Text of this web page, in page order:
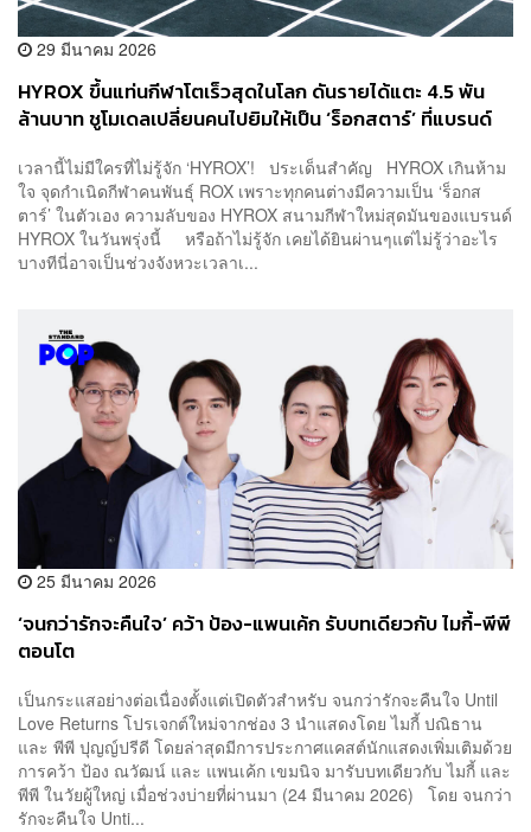
29 มีนาคม 2026
HYROX ขึ้นแท่นกีฬาโตเร็วสุดในโลก ดันรายได้แตะ 4.5 พัน
ล้านบาท ชูโมเดลเปลี่ยนคนไปยิมให้เป็น ‘ร็อกสตาร์’ ที่แบรนด์
เวลานี้ไม่มีใครที่ไม่รู้จัก ‘HYROX’! ประเด็นสำคัญ HYROX เกินห้าม
ใจ จุดกำเนิดกีฬาคนพันธุ์ ROX เพราะทุกคนต่างมีความเป็น ‘ร็อกส
ตาร์’ ในตัวเอง ความลับของ HYROX สนามกีฬาใหม่สุดมันของแบรนด์
HYROX ในวันพรุ่งนี้ หรือถ้าไม่รู้จัก เคยได้ยินผ่านๆแต่ไม่รู้ว่าอะไร
บางทีนี่อาจเป็นช่วงจังหวะเวลาเ...
25 มีนาคม 2026
‘จนกว่ารักจะคืนใจ’ คว้า ป้อง-แพนเค้ก รับบทเดียวกับ ไมกี้-พีพี
ตอนโต
เป็นกระแสอย่างต่อเนื่องตั้งแต่เปิดตัวสำหรับ จนกว่ารักจะคืนใจ Until
Love Returns โปรเจกต์ใหม่จากช่อง 3 นำแสดงโดย ไมกี้ ปณิธาน
และ พีพี ปุญญ์ปรีดี โดยล่าสุดมีการประกาศแคสต์นักแสดงเพิ่มเติมด้วย
การคว้า ป้อง ณวัฒน์ และ แพนเค้ก เขมนิจ มารับบทเดียวกับ ไมกี้ และ
พีพี ในวัยผู้ใหญ่ เมื่อช่วงบ่ายที่ผ่านมา (24 มีนาคม 2026) โดย จนกว่า
รักจะคืนใจ Unti...